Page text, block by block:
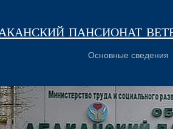
пансионат
Основные сведения